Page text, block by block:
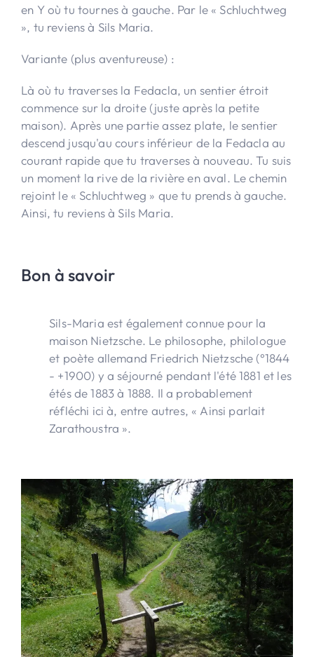
en Y où tu tournes à gauche. Par le « Schluchtweg
», tu reviens à Sils Maria.
Variante (plus aventureuse) :
Là où tu traverses la Fedacla, un sentier étroit
commence sur la droite (juste après la petite
maison). Après une partie assez plate, le sentier
descend jusqu'au cours inférieur de la Fedacla au
courant rapide que tu traverses à nouveau. Tu suis
un moment la rive de la rivière en aval. Le chemin
rejoint le « Schluchtweg » que tu prends à gauche.
Ainsi, tu reviens à Sils Maria.
Bon à savoir
Sils-Maria est également connue pour la
maison Nietzsche. Le philosophe, philologue
et poète allemand Friedrich Nietzsche (°1844
- +1900) y a séjourné pendant l'été 1881 et les
étés de 1883 à 1888. Il a probablement
réfléchi ici à, entre autres, « Ainsi parlait
Zarathoustra ».